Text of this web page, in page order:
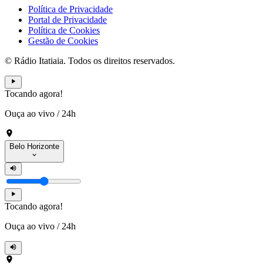
Política de Privacidade
Portal de Privacidade
Política de Cookies
Gestão de Cookies
© Rádio Itatiaia. Todos os direitos reservados.
Tocando agora!
Ouça ao vivo / 24h
Belo Horizonte
Tocando agora!
Ouça ao vivo / 24h